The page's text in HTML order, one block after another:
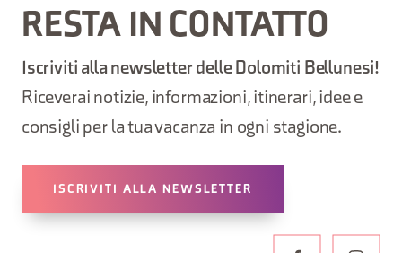
RESTA IN CONTATTO
Iscriviti alla newsletter delle Dolomiti Bellunesi!
Riceverai notizie, informazioni, itinerari, idee e
consigli per la tua vacanza in ogni stagione.
ISCRIVITI ALLA NEWSLETTER